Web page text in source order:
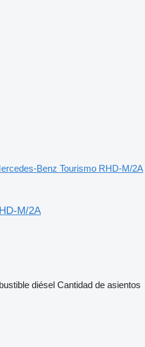
Benz Tourismo RHD-M/2A
M/2A
diésel Cantidad de asientos